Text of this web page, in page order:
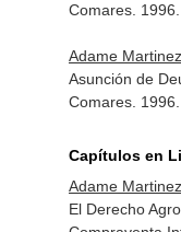
Comares.
Adame
Asunción de
Comares.
Capítulos en
Adame
El Derecho